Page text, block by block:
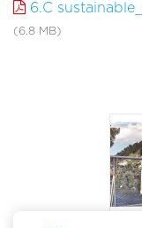
6.C
(6.8 MB)